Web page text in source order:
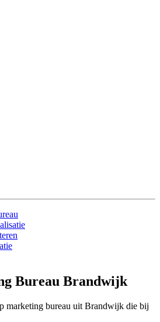
Bureau Brandwijk
marketing bureau uit Brandwijk die bij